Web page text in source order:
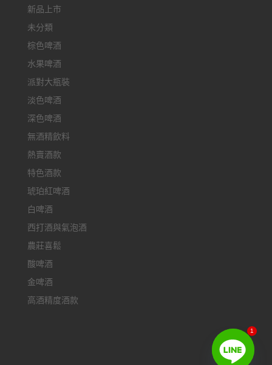
新品上市
未分類
棕色啤酒
水果啤酒
派對大瓶裝
淡色啤酒
深色啤酒
無酒精飲料
熱賣酒款
特色酒款
琥珀紅啤酒
白啤酒
西打酒與氣泡酒
農莊喜鬆
酸啤酒
金啤酒
高酒精度酒款
1